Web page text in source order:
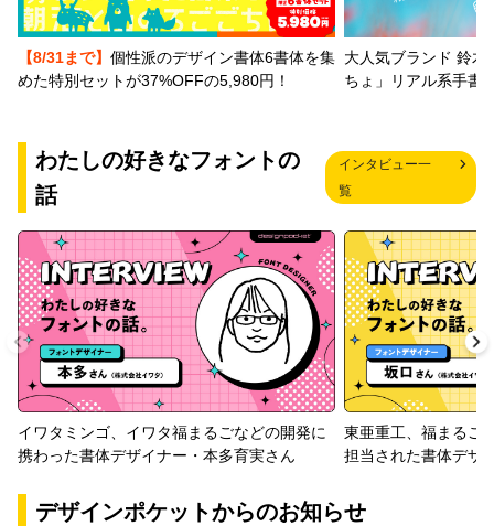
【8/31まで】 個性派のデザイン書体6書体を集
めた特別セットが37%OFFの5,980円！
大人気ブランド 鈴木
ちょ」リアル系手書
わたしの好きなフォントの
話
インタビュー一
覧
イワタミンゴ、イワタ福まるごなどの開発に
携わった書体デザイナー・本多育実さん
東亜重工、福まるご
担当された書体デザ
デザインポケットからのお知らせ